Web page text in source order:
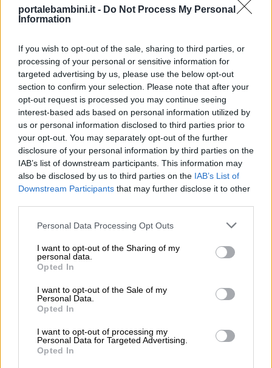
portalebambini.it - Do Not Process My Personal
Information
If you wish to opt-out of the sale, sharing to third parties, or
processing of your personal or sensitive information for
targeted advertising by us, please use the below opt-out
section to confirm your selection. Please note that after your
opt-out request is processed you may continue seeing
interest-based ads based on personal information utilized by
us or personal information disclosed to third parties prior to
your opt-out. You may separately opt-out of the further
disclosure of your personal information by third parties on the
IAB’s list of downstream participants. This information may
also be disclosed by us to third parties on the IAB’s List of
Downstream Participants that may further disclose it to other
Personal Data Processing Opt Outs
I want to opt-out of the Sharing of my
personal data.
Opted In
I want to opt-out of the Sale of my
Personal Data.
Opted In
I want to opt-out of processing my
Personal Data for Targeted Advertising.
Opted In
Laboratori educativi
Dolci ricordi